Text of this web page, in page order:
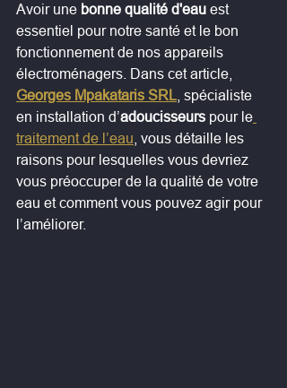
Avoir une bonne qualité d'eau est
essentiel pour notre santé et le bon
fonctionnement de nos appareils
électroménagers. Dans cet article,
Georges Mpakataris SRL , spécialiste
en installation d’adoucisseurs pour le
traitement de l’eau , vous détaille les
raisons pour lesquelles vous devriez
vous préoccuper de la qualité de votre
eau et comment vous pouvez agir pour
l’améliorer.